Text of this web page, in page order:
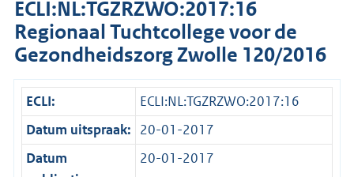
ECLI:NL:TGZRZWO:2017:16
Regionaal Tuchtcollege voor de
Gezondheidszorg Zwolle 120/2016
ECLI:
ECLI:NL:TGZRZWO:2017:16
Datum uitspraak: 20-01-2017
Datum
20-01-2017